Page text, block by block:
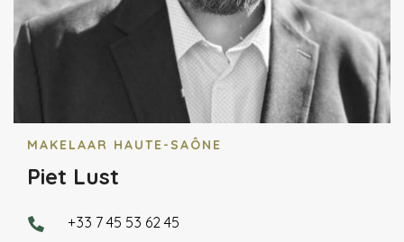
MAKELAAR HAUTE-SAÔNE
Piet Lust
+33 7 45 53 62 45